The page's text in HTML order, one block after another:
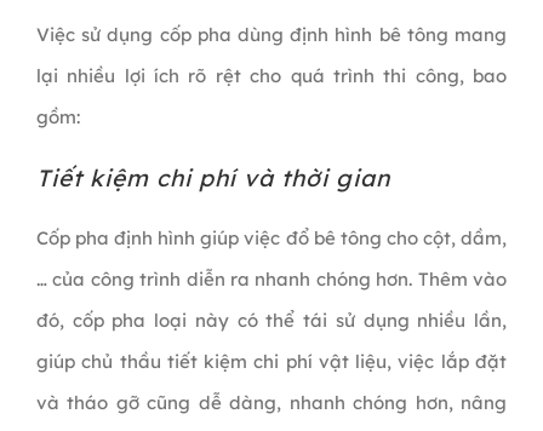
Việc sử dụng cốp pha dùng định hình bê tông mang
lại nhiều lợi ích rõ rệt cho quá trình thi công, bao
gồm:
Tiết kiệm chi phí và thời gian
Cốp pha định hình giúp việc đổ bê tông cho cột, dầm,
… của công trình diễn ra nhanh chóng hơn. Thêm vào
đó, cốp pha loại này có thể tái sử dụng nhiều lần,
giúp chủ thầu tiết kiệm chi phí vật liệu, việc lắp đặt
và tháo gỡ cũng dễ dàng, nhanh chóng hơn, nâng